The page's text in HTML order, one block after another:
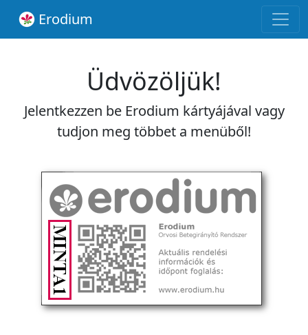
Erodium
Üdvözöljük!
Jelentkezzen be Erodium kártyájával vagy
tudjon meg többet a menüből!